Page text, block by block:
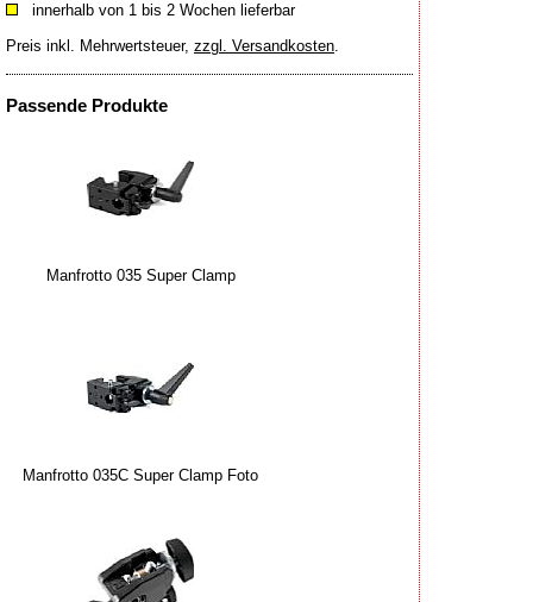
innerhalb von 1 bis 2 Wochen lieferbar
Preis inkl. Mehrwertsteuer, zzgl. Versandkosten
Passende Produkte
Manfrotto 035 Super Clamp
Manfrotto 035C Super Clamp Foto